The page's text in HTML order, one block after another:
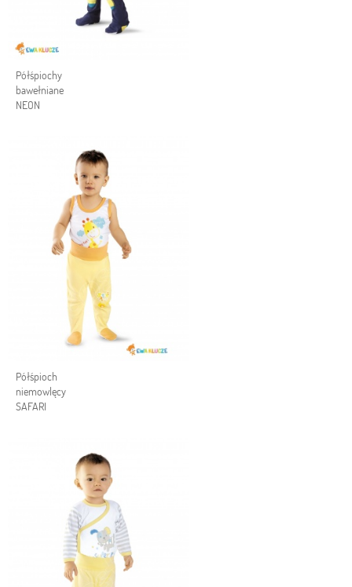
Półśpiochy
bawełniane
NEON
Półśpioch
niemowlęcy
SAFARI